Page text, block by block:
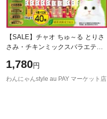
【SALE】チャオ ちゅ～る とりさ
さみ・チキンミックスバラエティ
1,780円
わんにゃんstyle au PAY マーケット店